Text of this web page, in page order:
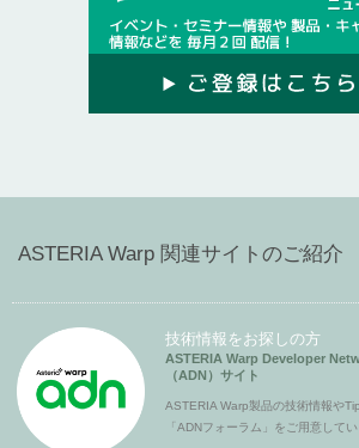
ASTERIA Warp 関連サイトのご紹介
技術情報をお探しの方
ASTERIA Warp Developer
（ADN）サイト
ASTERIA Warp製品の技術情報や
「ADNフォーラム」をご用意してい